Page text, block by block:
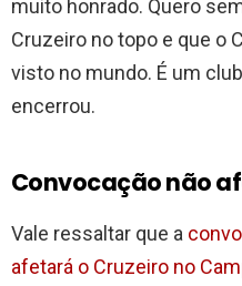
muito honrado. Quero
Cruzeiro no topo e que o
visto no mundo. É um
encerrou.
Convocação não
Vale ressaltar que a
afetará o Cruzeiro no